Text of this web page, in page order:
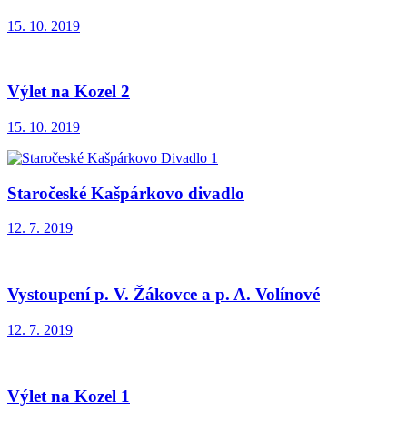
15. 10. 2019
Výlet na Kozel 2
15. 10. 2019
Staročeské Kašpárkovo divadlo
12. 7. 2019
Vystoupení p. V. Žákovce a p. A. Volínové
12. 7. 2019
Výlet na Kozel 1